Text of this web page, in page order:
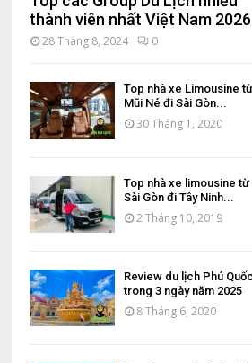
thành viên nhất Việt Nam 2026
28 Tháng 8, 2024 0
Top nhà xe Limousine từ
Mũi Né đi Sài Gòn...
30 Tháng 1, 2020
Top nhà xe limousine từ
Sài Gòn đi Tây Ninh...
2 Tháng 10, 2019
Review du lịch Phú Quốc
trong 3 ngày năm 2025
8 Tháng 6, 2020